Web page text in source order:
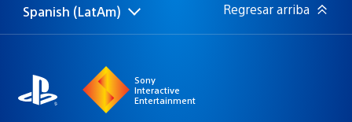
Elige
Región
Spanish (LatAm) Regresar arriba
Sony
Interactive
Entertainment